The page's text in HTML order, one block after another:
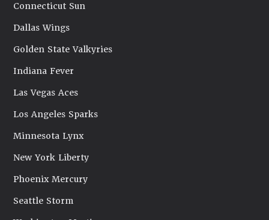
Connecticut Sun
Dallas Wings
Golden State Valkyries
Indiana Fever
Las Vegas Aces
Los Angeles Sparks
Minnesota Lynx
New York Liberty
Phoenix Mercury
Seattle Storm